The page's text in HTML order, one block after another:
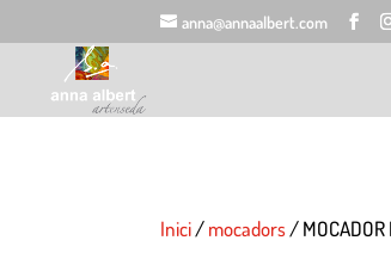
anna@annaalbert.com
Inici/mocadors/ MOCADOR